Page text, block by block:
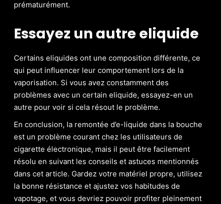
prématurément.
Essayez un autre eliquide
Certains eliquides ont une composition différente, ce
qui peut influencer leur comportement lors de la
vaporisation. Si vous avez constamment des
problèmes avec un certain eliquide, essayez-en un
autre pour voir si cela résout le problème.
En conclusion, la remontée d’e-liquide dans la bouche
est un problème courant chez les utilisateurs de
cigarette électronique, mais il peut être facilement
résolu en suivant les conseils et astuces mentionnés
dans cet article. Gardez votre matériel propre, utilisez
la bonne résistance et ajustez vos habitudes de
vapotage, et vous devriez pouvoir profiter pleinement